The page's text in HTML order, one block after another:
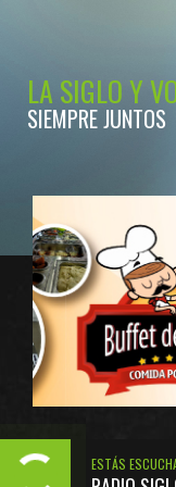
LA SIGLO Y
SIEMPRE JUNTOS
ESTÁS